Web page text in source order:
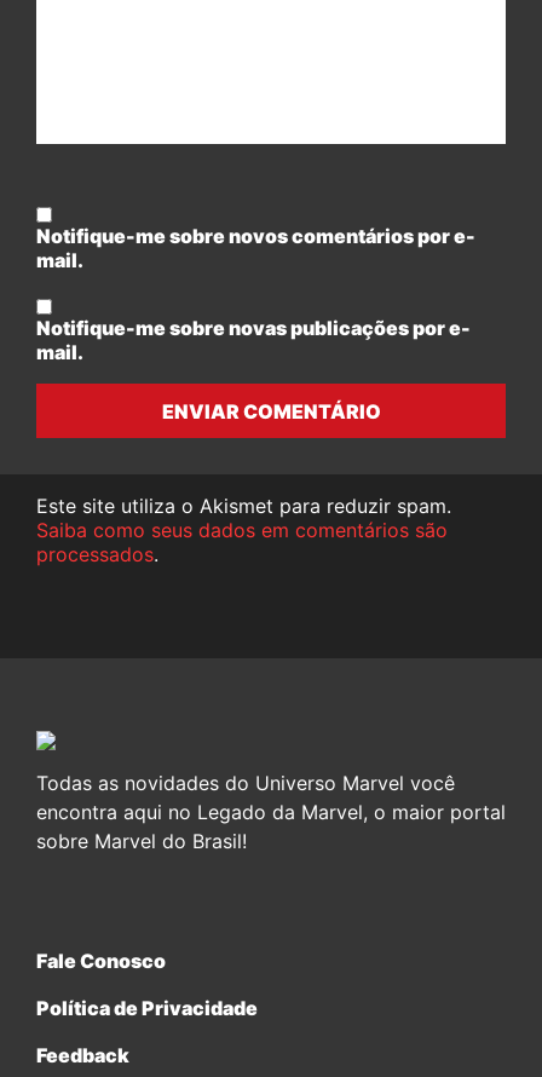
Notifique-me sobre novos comentários por e-
mail.
Notifique-me sobre novas publicações por e-
mail.
ENVIAR COMENTÁRIO
Este site utiliza o Akismet para reduzir spam.
Saiba como seus dados em comentários são
processados.
Todas as novidades do Universo Marvel você
encontra aqui no Legado da Marvel, o maior portal
sobre Marvel do Brasil!
Fale Conosco
Política de Privacidade
Feedback